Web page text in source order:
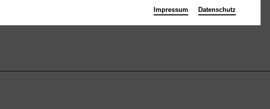
Impressum Datenschutz